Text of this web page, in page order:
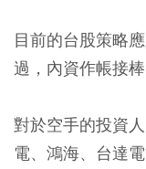
目前的台股策略
過，內資作帳接
對於空手的投資
電、鴻海、台達